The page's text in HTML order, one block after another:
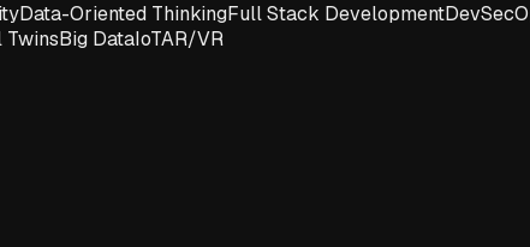
Data-Oriented ThinkingFull Stack Development
TwinsBig DataIoTAR/VR